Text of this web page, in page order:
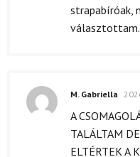
strapabíróak,
M. Gabriella
A
TALÁLTAM
ELTÉRTEK A